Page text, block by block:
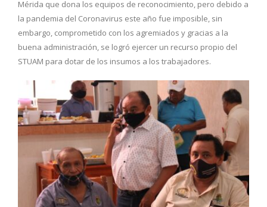
Mérida que dona los equipos de reconocimiento, pero debido a
la pandemia del Coronavirus este año fue imposible, sin
embargo, comprometido con los agremiados y gracias a la
buena administración, se logró ejercer un recurso propio del
STUAM para dotar de los insumos a los trabajadores.